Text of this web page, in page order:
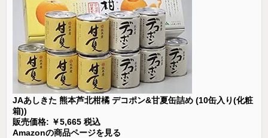
JAあしきた 熊本芦北柑橘 デコポン&甘夏缶詰め (10缶入り(化粧
箱))
販売価格: ￥5,665 税込
Amazonの商品ページを見る